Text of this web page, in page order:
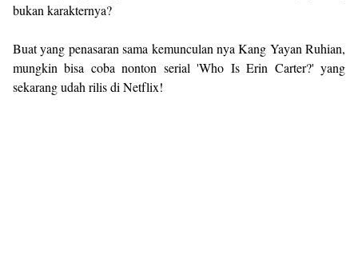
bukan karakternya?
Buat yang penasaran sama kemunculan nya Kang Yayan Ruhian,
mungkin bisa coba nonton serial 'Who Is Erin Carter?' yang
sekarang udah rilis di Netflix!